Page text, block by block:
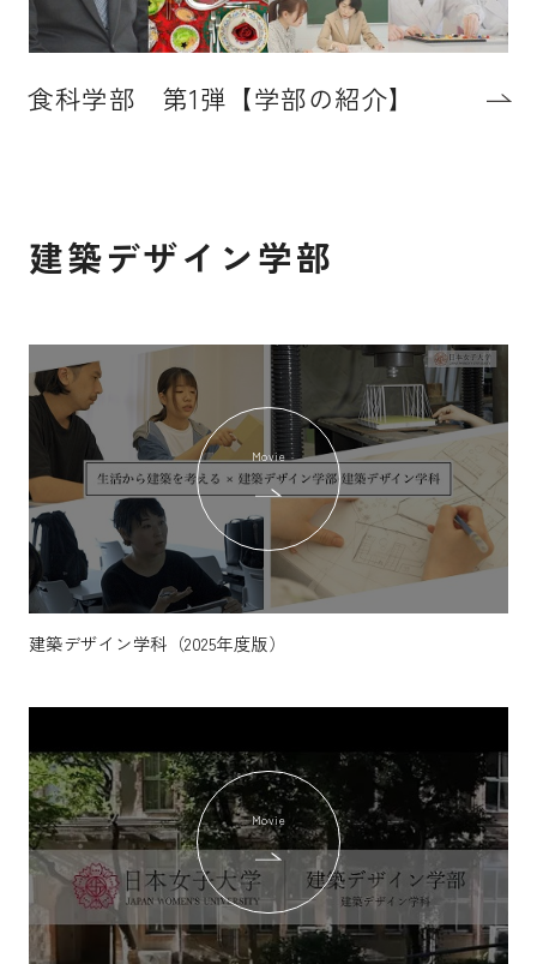
食科学部 第1弾【学部の紹介】
建築デザイン学部
Movie
建築デザイン学科（2025年度版）
Movie